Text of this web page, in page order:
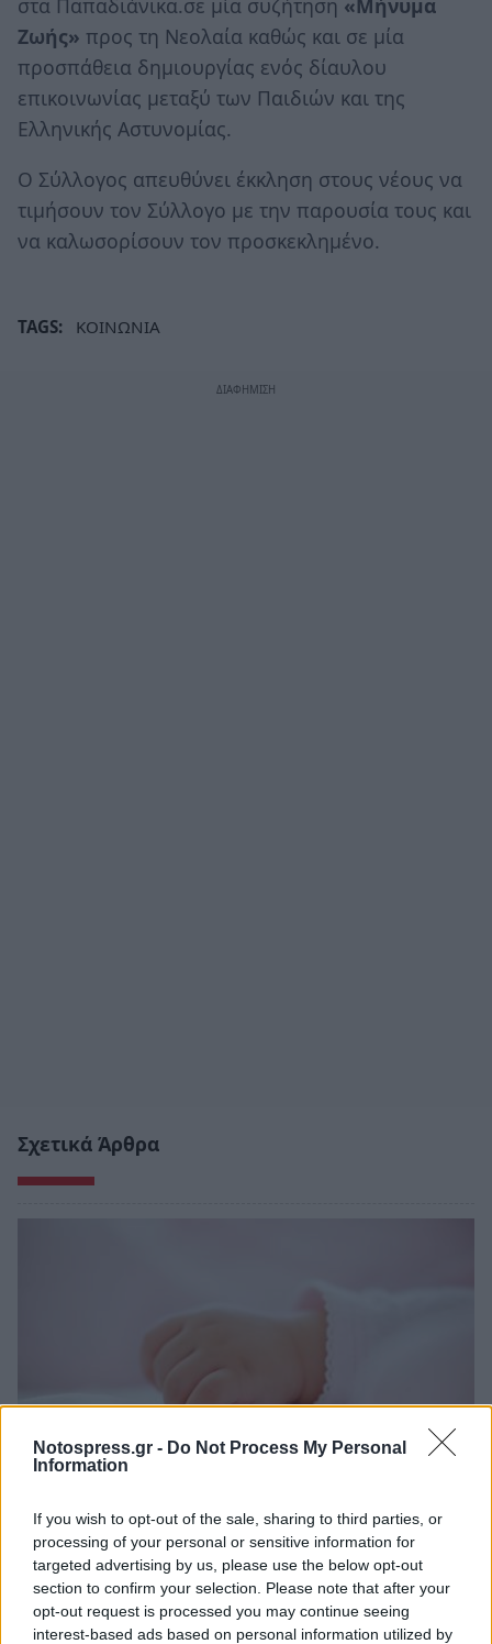
Notospress.gr - Do Not Process My Personal
Information
If you wish to opt-out of the sale, sharing to third parties, or
processing of your personal or sensitive information for
targeted advertising by us, please use the below opt-out
section to confirm your selection. Please note that after your
opt-out request is processed you may continue seeing
interest-based ads based on personal information utilized by
στα Παπαδιάνικα.σε μία συζήτηση «Μήνυμα
Ζωής» προς τη Νεολαία καθώς και σε μία
προσπάθεια δημιουργίας ενός δίαυλου
επικοινωνίας μεταξύ των Παιδιών και της
Ελληνικής Αστυνομίας.
Ο Σύλλογος απευθύνει έκκληση στους νέους να
τιμήσουν τον Σύλλογο με την παρουσία τους και
να καλωσορίσουν τον προσκεκλημένο.
TAGS: ΚΟΙΝΩΝΙΑ
Σχετικά Άρθρα
Θλίψη στην Πάτρα: Πέθανε στο Νοσοκομείο
«Άγιος Ανδρέας» βρέφος μόλις 8 ημερών
08/08/2026 09:34